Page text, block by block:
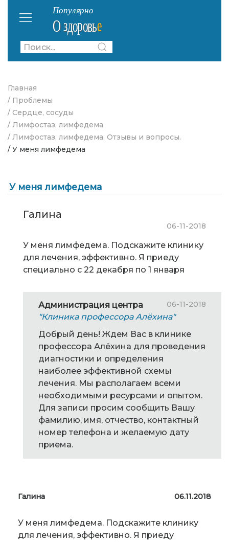
Главная
/ Проблемы
/ Сердце, сосуды
/ Лимфостаз, лимфедема
/ Лимфостаз, лимфедема. Отзывы и вопросы.
/ У меня лимфедема
У меня лимфедема
Галина
06-11-2018
У меня лимфедема. Подскажите клинику
для лечения, эффективно. Я приеду
специально с 22 декабря по 1 января
Администрация центра 06-11-2018
"Клиника профессора Алёхина"
Добрый день! Ждем Вас в клинике
профессора Алёхина для проведения
диагностики и определения
наиболее эффективной схемы
лечения. Мы располагаем всеми
необходимыми ресурсами и опытом.
Для записи просим сообщить Вашу
фамилию, имя, отчество, контактный
номер телефона и желаемую дату
приема.
Галина 06.11.2018
У меня лимфедема. Подскажите клинику
для лечения, эффективно. Я приеду